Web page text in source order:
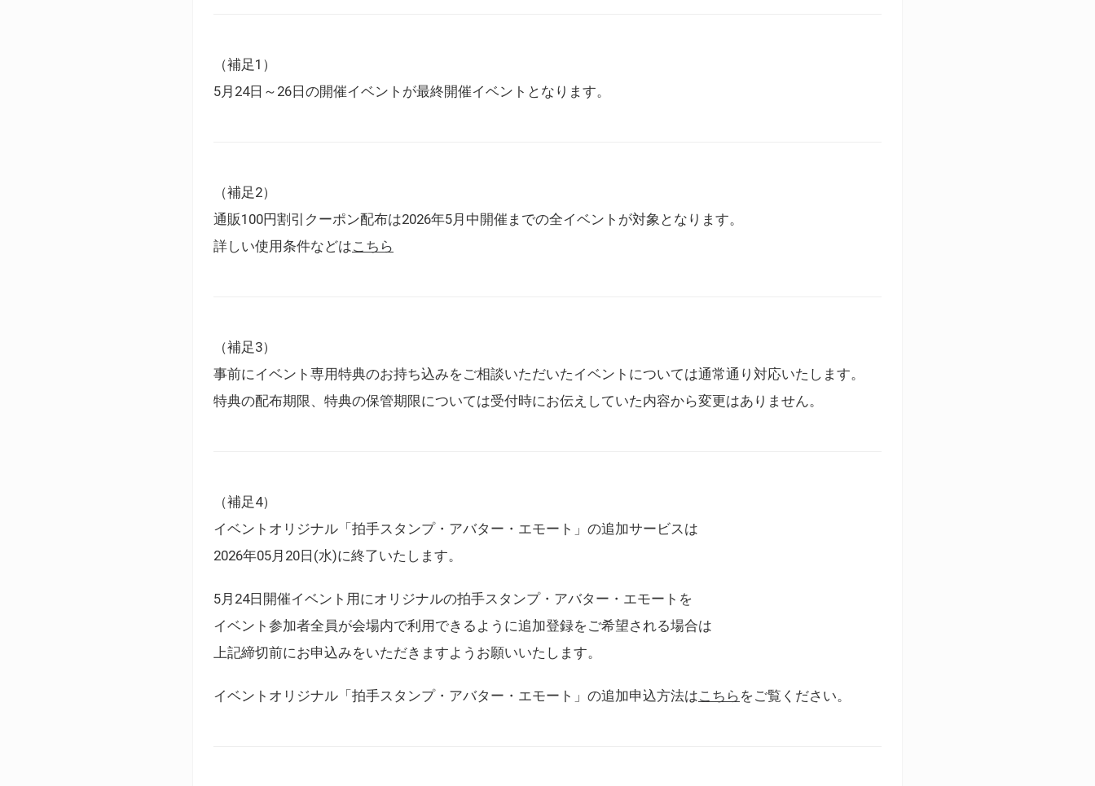
（補足1）
5月24日～26日の開催イベントが最終開催イベントとなります。
（補足2）
通販100円割引クーポン配布は2026年5月中開催までの全イベントが対象となります。
詳しい使用条件などはこちら
（補足3）
事前にイベント専用特典のお持ち込みをご相談いただいたイベントについては通常通り対応いたします。
特典の配布期限、特典の保管期限については受付時にお伝えしていた内容から変更はありません。
（補足4）
イベントオリジナル「拍手スタンプ・アバター・エモート」の追加サービスは
2026年05月20日(水)に終了いたします。
5月24日開催イベント用にオリジナルの拍手スタンプ・アバター・エモートを
イベント参加者全員が会場内で利用できるように追加登録をご希望される場合は
上記締切前にお申込みをいただきますようお願いいたします。
イベントオリジナル「拍手スタンプ・アバター・エモート」の追加申込方法はこちら をご覧ください。